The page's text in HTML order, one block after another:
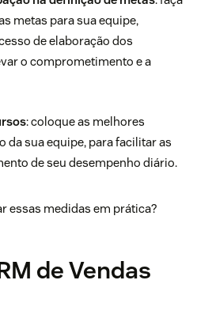
metas para sua equipe,
de elaboração dos
o comprometimento e a
: coloque as melhores
da sua equipe, para facilitar as
de seu desempenho diário.
essas medidas em prática?
de Vendas